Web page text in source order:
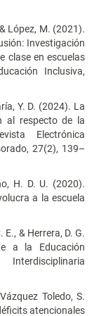
López, M. (2021).
Investigación
clase en escuelas
Inclusiva,
Y. D. (2024). La
al respecto de la
Electrónica
27(2), 139–
H. D. U. (2020).
a la escuela
E., & Herrera, D. G.
a la Educación
Toledo, S.
atencionales